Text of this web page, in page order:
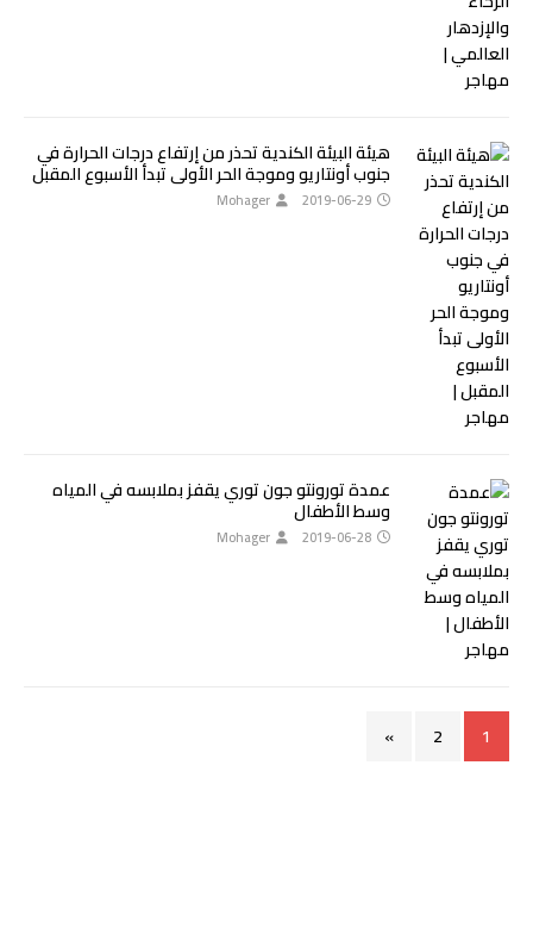
هيئة البيئة الكندية تحذر من إرتفاع درجات الحرارة في
جنوب أونتاريو وموجة الحر الأولى تبدأ الأسبوع المقبل
2019-06-29
Mohager
عمدة تورونتو جون توري يقفز بملابسه في المياه
وسط الأطفال
2019-06-28
Mohager
1
2
»